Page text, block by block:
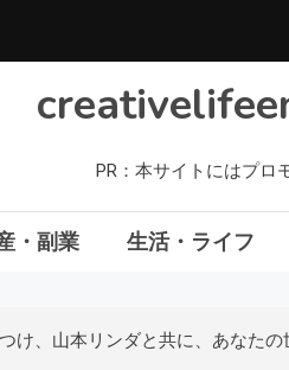
PR：本サイトにはプロ
・副業 生活・ライフ
け、山本リンダと共に、あなたの